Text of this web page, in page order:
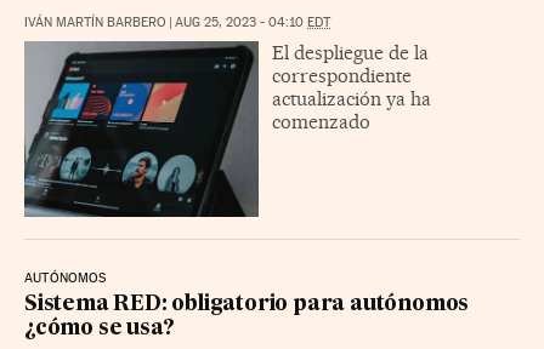
IVÁN MARTÍN BARBERO AUG 25, 2023 - 04:10 EDT
El despliegue de la
correspondiente
actualización ya ha
comenzado
AUTÓNOMOS
Sistema RED: obligatorio para autónomos
¿cómo se usa?